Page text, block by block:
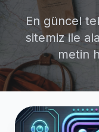
En güncel
sitemiz ile
metin